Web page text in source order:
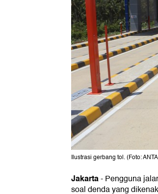
Ilustrasi gerbang tol. (Foto:
Jakarta-Pengguna
soal denda yang